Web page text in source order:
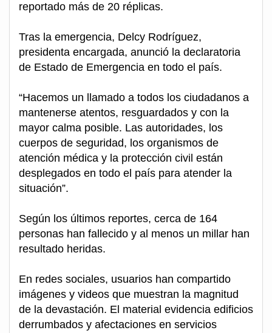
reportado más de 20 réplicas.
Tras la emergencia, Delcy Rodríguez,
presidenta encargada, anunció la declaratoria
de Estado de Emergencia en todo el país.
“Hacemos un llamado a todos los ciudadanos a
mantenerse atentos, resguardados y con la
mayor calma posible. Las autoridades, los
cuerpos de seguridad, los organismos de
atención médica y la protección civil están
desplegados en todo el país para atender la
situación”.
Según los últimos reportes, cerca de 164
personas han fallecido y al menos un millar han
resultado heridas.
En redes sociales, usuarios han compartido
imágenes y videos que muestran la magnitud
de la devastación. El material evidencia edificios
derrumbados y afectaciones en servicios